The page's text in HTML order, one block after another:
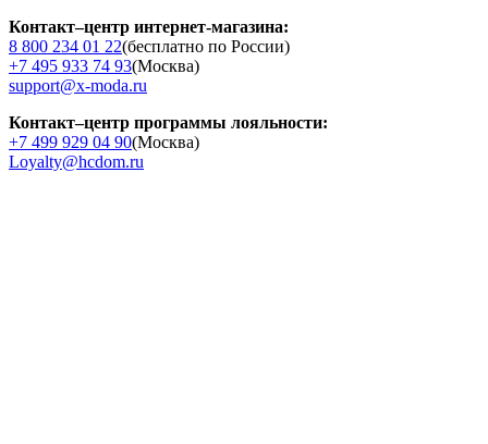
Контакт–центр интернет-магазина:
8 800 234 01 22(бесплатно по России)
+7 495 933 74 93(Москва)
support@x-moda.ru
Контакт–центр программы лояльности:
+7 499 929 04 90(Москва)
Loyalty@hcdom.ru